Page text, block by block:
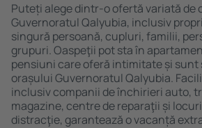
Puteți alege dintr-o ofertă variată de
Guvernoratul Qalyubia, inclusiv
singură persoană, cupluri, familii,
grupuri. Oaspeţii pot sta în
pensiuni care oferă intimitate și
orașului Guvernoratul Qalyubia.
inclusiv companii de închirieri auto,
magazine, centre de reparaţii și
distracţie, garantează o vacanță